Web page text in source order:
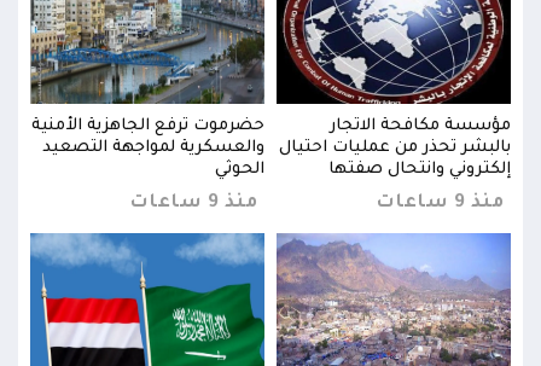
مؤسسة مكافحة الاتجار
بالبشر تحذر من عمليات احتيال
إلكتروني وانتحال صفتها
منذ 9 ساعات
حضرموت ترفع الجاهزية الأمنية
والعسكرية لمواجهة التصعيد
الحوثي
منذ 9 ساعات